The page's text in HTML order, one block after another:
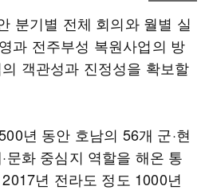
분기별 전체 회의와 월별 실
과 전주부성 복원사업의 방
객관성과 진정성을 확보할
년 동안 호남의 56개 군·현
문화 중심지 역할을 해온 통
년 전라도 정도 1000년